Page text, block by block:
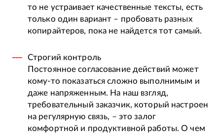
то не устраивает качественные тексты, есть
только один вариант – пробовать разных
копирайтеров, пока не найдется тот самый.
Строгий контроль
Постоянное согласование действий может
кому-то показаться сложно выполнимым и
даже напряженным. На наш взгляд,
требовательный заказчик, который настроен
на регулярную связь, – это залог
комфортной и продуктивной работы. О чем